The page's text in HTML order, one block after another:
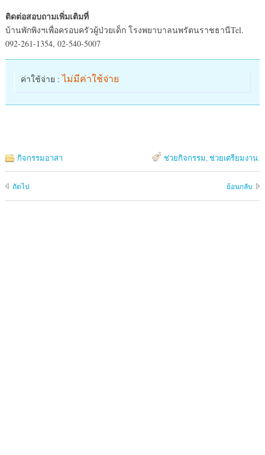
ติดต่อสอบถามเพิ่มเติมที่
บ้านพักพิงฯเพื่อครอบครัวผู้ป่วยเด็ก โรงพยาบาลนพรัตนราชธานีTel.
092-261-1354, 02-540-5007
ค่าใช้จ่าย :ไม่มีค่าใช้จ่าย
กิจกรรมอาสา ช่วยกิจกรรม,ช่วยเตรียมงาน.
ถัดไป ย้อนกลับ